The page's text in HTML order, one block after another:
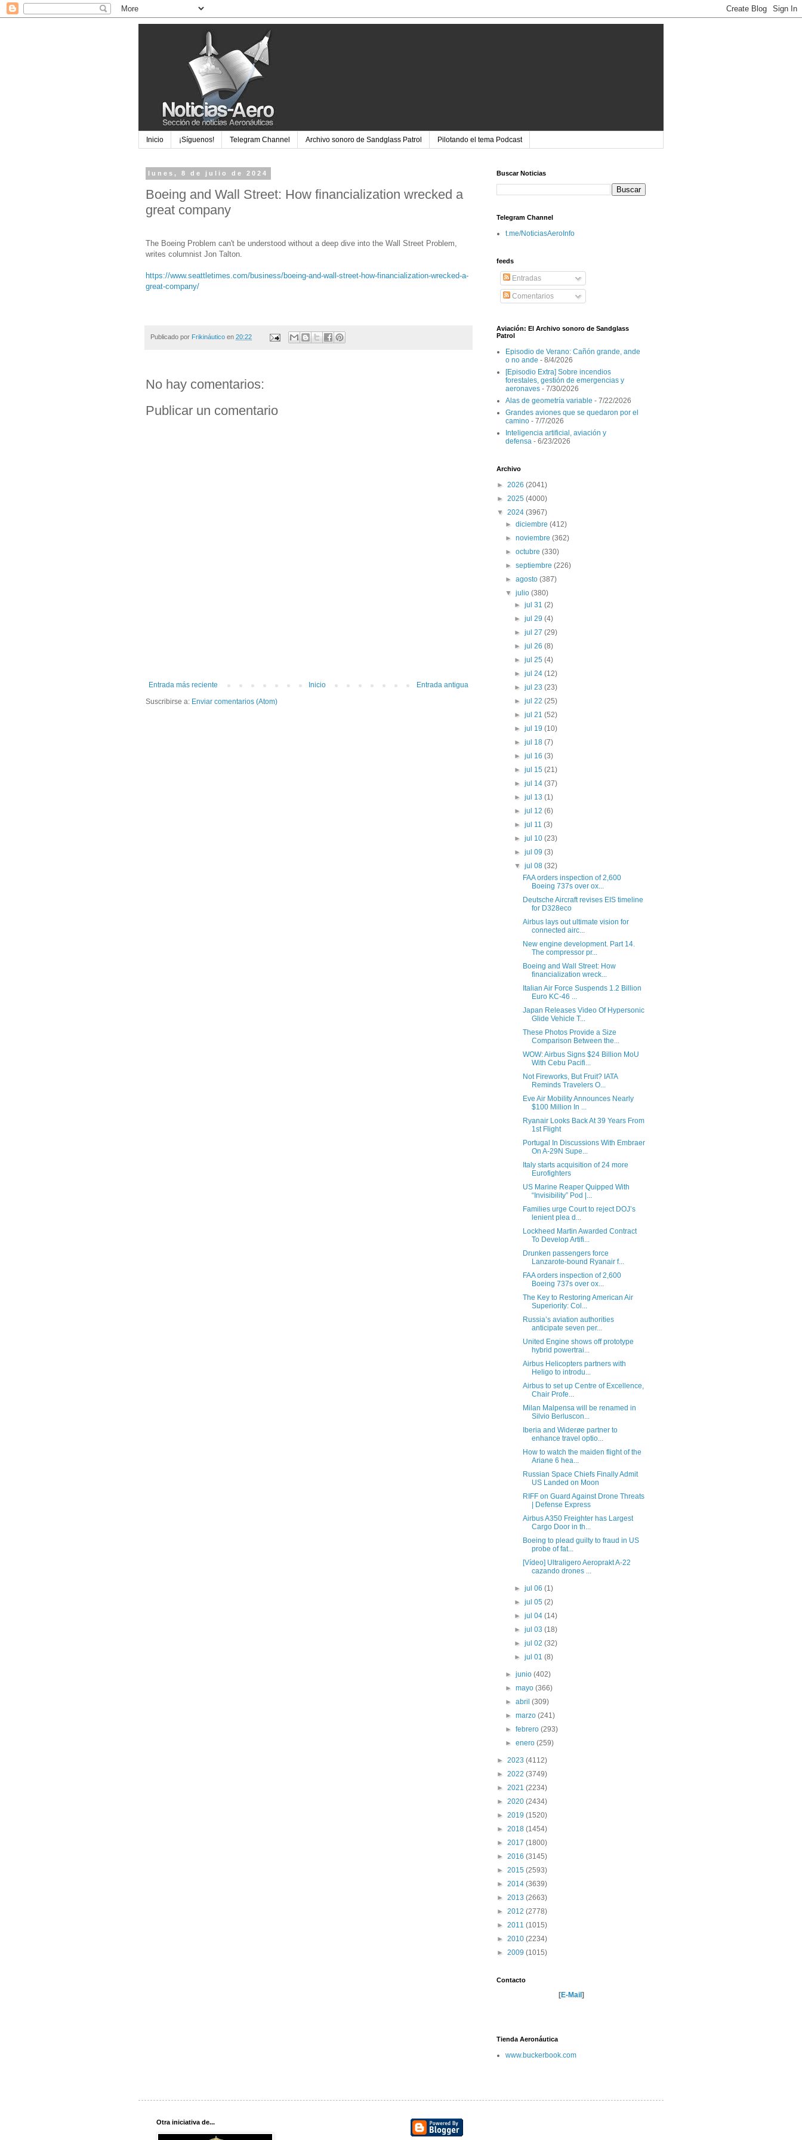
Inicio ¡Síguenos! Telegram Channel Archivo sonoro de Sandglass Patrol Pilotando el tema Podcast
lunes, 8 de julio de 2024
Boeing and Wall Street: How financialization wrecked a
great company
The Boeing Problem can't be understood without a deep dive into the Wall Street Problem,
writes columnist Jon Talton.
https://www.seattletimes.com/business/boeing-and-wall-street-how-financialization-wrecked-a-
great-company/
Publicado por Frikináutico en 20:22
No hay comentarios:
Publicar un comentario
Entrada más reciente Entrada antigua
Inicio
Suscribirse a: Enviar comentarios (Atom)
Buscar Noticias
Telegram Channel
t.me/NoticiasAeroInfo
feeds
Entradas
Comentarios
Aviación: El Archivo sonoro de Sandglass
Patrol
Episodio de Verano: Cañón grande, ande
o no ande - 8/4/2026
[Episodio Extra] Sobre incendios
forestales, gestión de emergencias y
aeronaves - 7/30/2026
Alas de geometría variable - 7/22/2026
Grandes aviones que se quedaron por el
camino - 7/7/2026
Inteligencia artificial, aviación y
defensa - 6/23/2026
Archivo
► 2026 (2041)
► 2025 (4000)
▼ 2024 (3967)
►diciembre(412)
►noviembre(362)
►octubre(330)
►septiembre(226)
►agosto(387)
▼julio(380)
► jul 31 (2)
► jul 29 (4)
► jul 27 (29)
► jul 26 (8)
► jul 25 (4)
► jul 24 (12)
► jul 23 (23)
► jul 22 (25)
► jul 21 (52)
► jul 19 (10)
► jul 18 (7)
► jul 16 (3)
► jul 15 (21)
► jul 14 (37)
► jul 13 (1)
► jul 12 (6)
► jul 11 (3)
► jul 10 (23)
► jul 09 (3)
▼ jul 08 (32)
FAA orders inspection of 2,600
Boeing 737s over ox...
Deutsche Aircraft revises EIS timeline
for D328eco
Airbus lays out ultimate vision for
connected airc...
New engine development. Part 14.
The compressor pr...
Boeing and Wall Street: How
financialization wreck...
Italian Air Force Suspends 1.2 Billion
Euro KC-46 ...
Japan Releases Video Of Hypersonic
Glide Vehicle T...
These Photos Provide a Size
Comparison Between the...
WOW: Airbus Signs $24 Billion MoU
With Cebu Pacifi...
Not Fireworks, But Fruit? IATA
Reminds Travelers O...
Eve Air Mobility Announces Nearly
$100 Million In ...
Ryanair Looks Back At 39 Years From
1st Flight
Portugal In Discussions With Embraer
On A-29N Supe...
Italy starts acquisition of 24 more
Eurofighters
US Marine Reaper Quipped With
“Invisibility” Pod |...
Families urge Court to reject DOJ’s
lenient plea d...
Lockheed Martin Awarded Contract
To Develop Artifi...
Drunken passengers force
Lanzarote-bound Ryanair f...
FAA orders inspection of 2,600
Boeing 737s over ox...
The Key to Restoring American Air
Superiority: Col...
Russia’s aviation authorities
anticipate seven per...
United Engine shows off prototype
hybrid powertrai...
Airbus Helicopters partners with
Heligo to introdu...
Airbus to set up Centre of Excellence,
Chair Profe...
Milan Malpensa will be renamed in
Silvio Berluscon...
Iberia and Widerøe partner to
enhance travel optio...
How to watch the maiden flight of the
Ariane 6 hea...
Russian Space Chiefs Finally Admit
US Landed on Moon
RIFF on Guard Against Drone Threats
| Defense Express
Airbus A350 Freighter has Largest
Cargo Door in th...
Boeing to plead guilty to fraud in US
probe of fat...
[Vídeo] Ultraligero Aeroprakt A-22
cazando drones ...
► jul 06 (1)
► jul 05 (2)
► jul 04 (14)
► jul 03 (18)
► jul 02 (32)
► jul 01 (8)
►junio(402)
►mayo(366)
►abril(309)
►marzo(241)
►febrero(293)
►enero(259)
► 2023 (4112)
► 2022 (3749)
► 2021 (2234)
► 2020 (2434)
► 2019 (1520)
► 2018 (1454)
► 2017 (1800)
► 2016 (3145)
► 2015 (2593)
► 2014 (3639)
► 2013 (2663)
► 2012 (2778)
► 2011 (1015)
► 2010 (2234)
► 2009 (1015)
Contacto
[E-Mail ]
Tienda Aeronáutica
www.buckerbook.com
Otra iniciativa de...